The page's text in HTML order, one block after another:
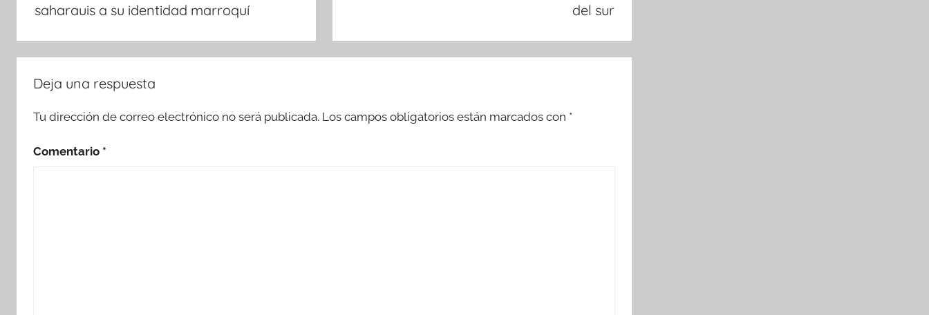
saharauis a su identidad marroquí
del sur
Deja una respuesta
Tu dirección de correo electrónico no será publicada. Los campos obligatorios están marcados con *
Comentario *